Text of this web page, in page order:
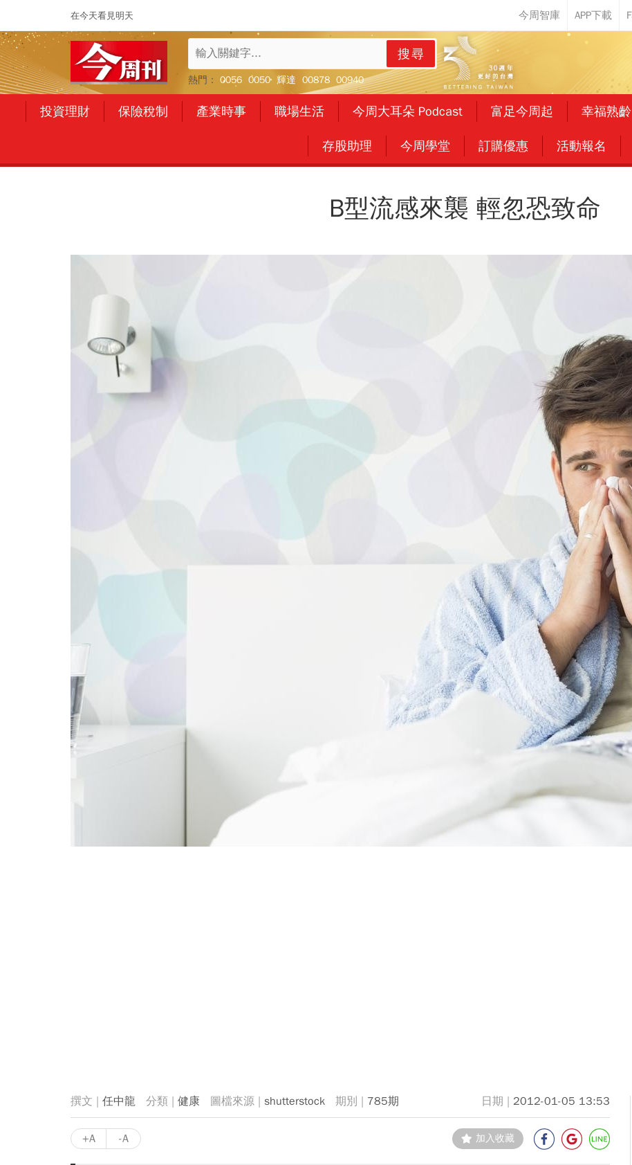
在今天看見明天
搜尋
熱門： 0056 0050 輝達 00878 00940
投資理財 保險稅制 產業時事 職場生活 今周大耳朵 Podcast 富足今周起 幸福熟齡
存股助理 今周學堂 訂購優惠 活動報名
B型流感來襲 輕忽恐致命
任中龍 健康 shutterstock 785期 2012-01-05 13:53
+A -A 加入收藏